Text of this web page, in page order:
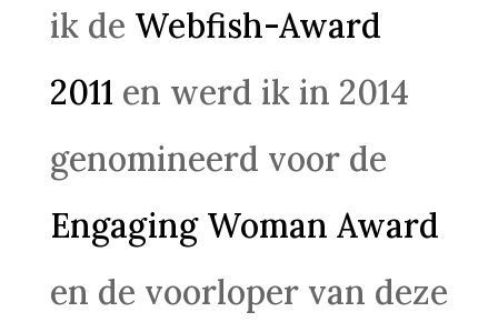
ik de Webfish-Award
2011 en werd ik in 2014
genomineerd voor de
Engaging Woman Award
en de voorloper van deze